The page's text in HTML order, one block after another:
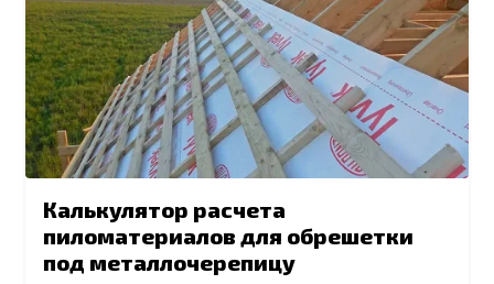
Калькулятор расчета
пиломатериалов для обрешетки
под металлочерепицу